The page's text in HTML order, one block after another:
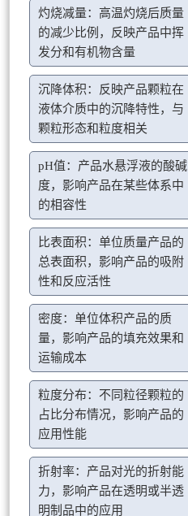
灼烧减量：高温灼烧后质量
的减少比例，反映产品中挥
发分和有机物含量
沉降体积：反映产品颗粒在
液体介质中的沉降特性，与
颗粒形态和粒度相关
pH值：产品水悬浮液的酸碱
度，影响产品在某些体系中
的相容性
比表面积：单位质量产品的
总表面积，影响产品的吸附
性和反应活性
密度：单位体积产品的质
量，影响产品的填充效果和
运输成本
粒度分布：不同粒径颗粒的
占比分布情况，影响产品的
应用性能
折射率：产品对光的折射能
力，影响产品在透明或半透
明制品中的应用